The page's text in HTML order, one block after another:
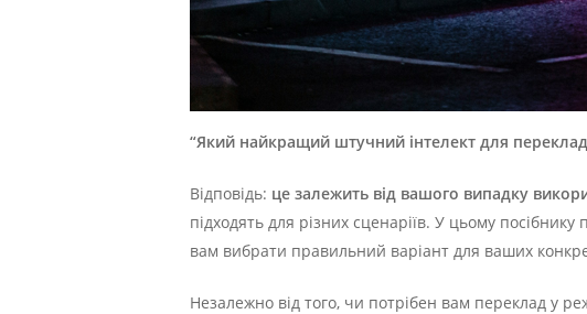
“Який найкращий штучний інтелект для
Відповідь: це залежить від вашого випадку
підходять для різних сценаріїв. У цьому
вам вибрати правильний варіант для ваших
Незалежно від того, чи потрібен вам переклад у